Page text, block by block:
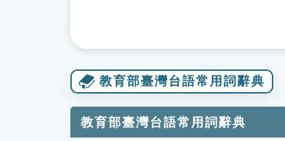
教育部臺灣台語常用詞辭典
教育部臺灣台語常用詞辭典